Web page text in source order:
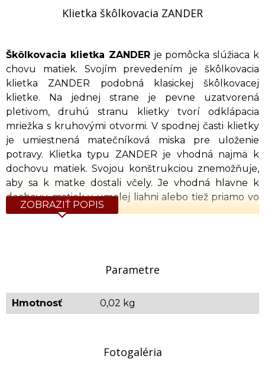
Klietka škôlkovacia ZANDER
Škôlkovacia klietka ZANDERje pomôcka slúžiaca k
chovu matiek. Svojím prevedením je škôlkovacia
klietka ZANDER podobná klasickej škôlkovacej
klietke. Na jednej strane je pevne uzatvorená
pletivom, druhú stranu klietky tvorí odklápacia
mriežka s kruhovými otvormi. V spodnej časti klietky
je umiestnená matečníková miska pre uloženie
potravy. Klietka typu ZANDER je vhodná najmä k
dochovu matiek. Svojou konštrukciou znemožňuje,
aby sa k matke dostali včely. Je vhodná hlavne k
dochovu matiek v umelej liahni alebo tiež priamo vo
včelstve.
roztokom alebo teplou jarovou vodou a tak je
Orientačné rozmery: 6,5 x 3,5 x 2,3 cm
ZOBRAZIŤ POPIS
Parametre
Hmotnosť 0,02 kg
Fotogaléria